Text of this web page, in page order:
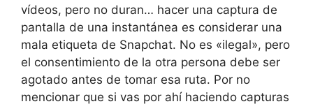
vídeos, pero no duran… hacer una captura de
pantalla de una instantánea es considerar una
mala etiqueta de Snapchat. No es «ilegal», pero
el consentimiento de la otra persona debe ser
agotado antes de tomar esa ruta. Por no
mencionar que si vas por ahí haciendo capturas